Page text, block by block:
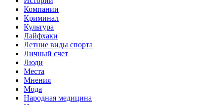
Компании
Криминал
Культура
Лайфхаки
Летние виды спорта
Личный счет
Люди
Места
Мнения
Мода
Народная медицина